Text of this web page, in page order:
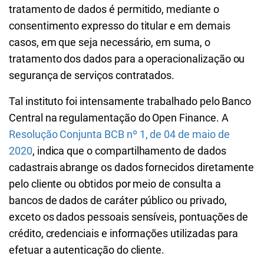
tratamento de dados é permitido, mediante o
consentimento expresso do titular e em demais
casos, em que seja necessário, em suma, o
tratamento dos dados para a operacionalização ou
segurança de serviços contratados.
Tal instituto foi intensamente trabalhado pelo Banco
Central na regulamentação do Open Finance. A
Resolução Conjunta BCB nº 1, de 04 de maio de
2020, indica que o compartilhamento de dados
cadastrais abrange os dados fornecidos diretamente
pelo cliente ou obtidos por meio de consulta a
bancos de dados de caráter público ou privado,
exceto os dados pessoais sensíveis, pontuações de
crédito, credenciais e informações utilizadas para
efetuar a autenticação do cliente.